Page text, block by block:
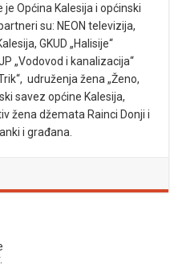
Općina Kalesija i općinski
su: NEON televizija,
GKUD „Halisije“
„Vodovod i kanalizacija“
udruženja žena „Ženo,
savez općine Kalesija,
žena džemata Rainci Donji i
i građana.